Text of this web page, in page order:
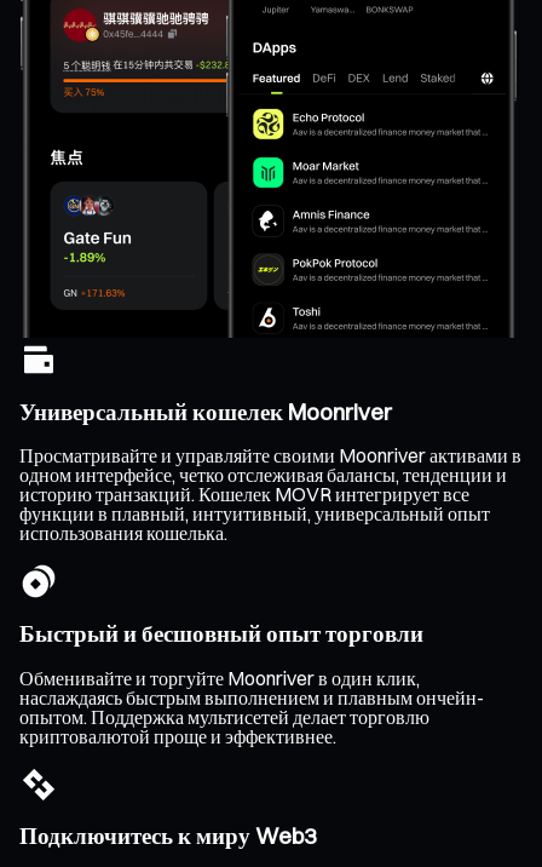
Универсальный кошелек Moonriver
Просматривайте и управляйте своими Moonriver активами в
одном интерфейсе, четко отслеживая балансы, тенденции и
историю транзакций. Кошелек MOVR интегрирует все
функции в плавный, интуитивный, универсальный опыт
использования кошелька.
Быстрый и бесшовный опыт торговли
Обменивайте и торгуйте Moonriver в один клик,
наслаждаясь быстрым выполнением и плавным ончейн-
опытом. Поддержка мультисетей делает торговлю
криптовалютой проще и эффективнее.
Подключитесь к миру Web3